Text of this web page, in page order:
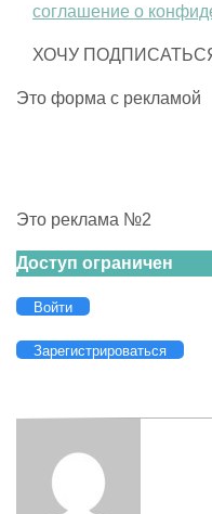
соглашение о
Это форма с рекламой
Это реклама №2
Доступ ограничен
Войти
Зарегистрироваться